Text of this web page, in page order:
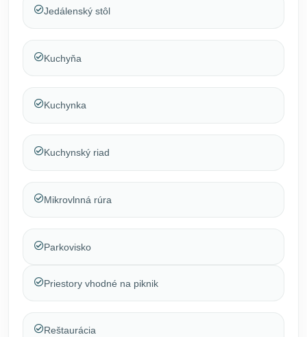
Jedálenský stôl
Kuchyňa
Kuchynka
Kuchynský riad
Mikrovlnná rúra
Parkovisko
Priestory vhodné na piknik
Reštaurácia